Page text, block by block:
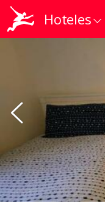
Hoteles